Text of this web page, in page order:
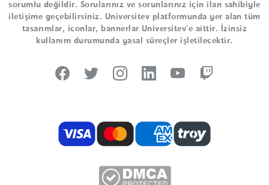
sorumlu değildir. Sorularınız ve sorunlarınız için ilan sahibiyle
iletişime geçebilirsiniz. Universitev platformunda yer alan tüm
tasarımlar, iconlar, bannerlar Universitev'e aittir. İzinsiz
kullanım durumunda yasal süreçler işletilecektir.